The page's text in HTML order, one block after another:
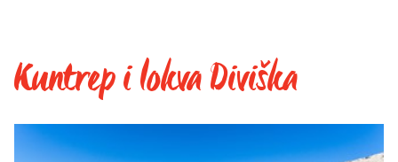
Kuntrep i lokva Diviška